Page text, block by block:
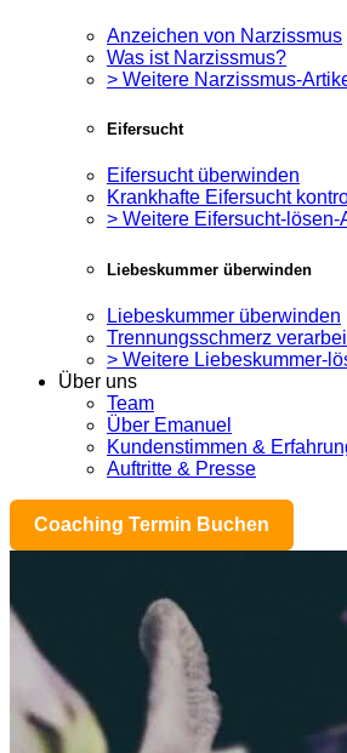
Anzeichen von Narzissmus
Was ist Narzissmus?
> Weitere Narzissmus-
Eifersucht
Eifersucht überwinden
Krankhafte Eifersucht
> Weitere Eifersucht-lösen-
Liebeskummer überwinden
Liebeskummer überwinden
Trennungsschmerz
> Weitere Liebeskummer-
Über uns
Team
Über Emanuel
Kundenstimmen &
Auftritte & Presse
Coaching Termin Buchen